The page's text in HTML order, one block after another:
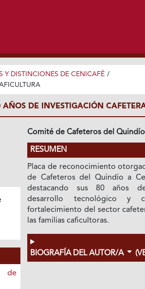
Y DISTINCIONES DE CENICAFÉ /
DE INVESTIGACIÓN
de
Comité de Cafeteros del Quindío
RESUMEN
Placa de reconocimiento
de Cafeteros del Quindío a
destacando sus 80 años
desarrollo tecnológico y
fortalecimiento del sector
las familias caficultoras.
BIOGRAFÍA DEL AUTOR/A